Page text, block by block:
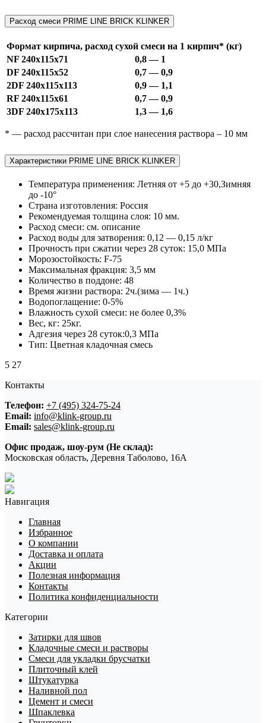
Расход смеси PRIME LINE BRICK KLINKER
Формат кирпича, расход сухой смеси на 1 кирпич* (кг)
NF 240x115x71
0,8 — 1
DF 240x115x52
0,7 — 0,9
2DF 240x115x113
0,9 — 1,1
RF 240x115x61
0,7 — 0,9
3DF 240x175x113
1,3 — 1,6
* — расход рассчитан при слое нанесения раствора – 10 мм
Характеристики PRIME LINE BRICK KLINKER
Температура применения: Летняя от +5 до +30,Зимняя
до -10°
Страна изготовления: Россия
Рекомендуемая толщина слоя: 10 мм.
Расход смеси: см. описание
Расход воды для затворения: 0,12 — 0,15 л/кг
Прочность при сжатии через 28 суток: 15,0 МПа
Морозостойкость: F-75
Максимальная фракция: 3,5 мм
Количество в поддоне: 48
Время жизни раствора: 2ч.(зима — 1ч.)
Водопоглащение: 0-5%
Влажность сухой смеси: не более 0,3%
Вес, кг: 25кг.
Адгезия через 28 суток:0,3 МПа
Тип: Цветная кладочная смесь
5 27
Контакты
Телефон: +7 (495) 324-75-24
Email: info@klink-group.ru
Email: sales@klink-group.ru
Офис продаж, шоу-рум (Не склад):
Московская область, Деревня Таболово, 16А
Навигация
Главная
Избранное
О компании
Доставка и оплата
Акции
Полезная информация
Контакты
Политика конфиденциальности
Категории
Затирки для швов
Кладочные смеси и растворы
Смеси для укладки брусчатки
Плиточный клей
Штукатурка
Наливной пол
Цемент и смеси
Шпаклевка